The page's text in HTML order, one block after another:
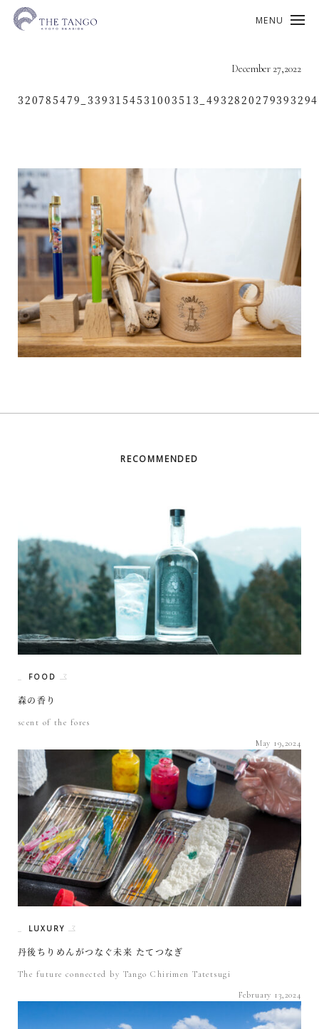
MENU
December 27,2022
RECOMMENDED
FOOD
森の香り
scent of the fores
May 19,2024
LUXURY
丹後ちりめんがつなぐ未来 たてつなぎ
The future connected by Tango Chirimen Tatetsugi
February 13,2024